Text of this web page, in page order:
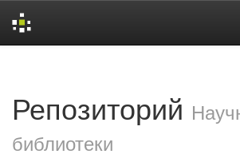
Репозиторий
библиотеки